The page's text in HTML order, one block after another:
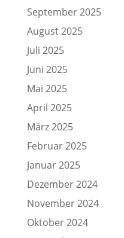
September 2025
August 2025
Juli 2025
Juni 2025
Mai 2025
April 2025
März 2025
Februar 2025
Januar 2025
Dezember 2024
November 2024
Oktober 2024